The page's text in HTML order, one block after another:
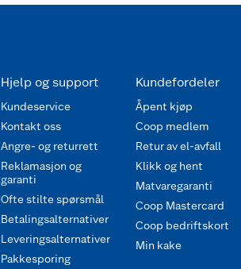
Hjelp og support
Kundeservice
Kontakt oss
Angre- og returrett
Reklamasjon og
garanti
Ofte stilte spørsmål
Betalingsalternativer
Leveringsalternativer
Pakkesporing
Kundefordeler
Åpent kjøp
Coop medlem
Retur av el-avfall
Klikk og hent
Matvaregaranti
Coop Mastercard
Coop bedriftskort
Min kake